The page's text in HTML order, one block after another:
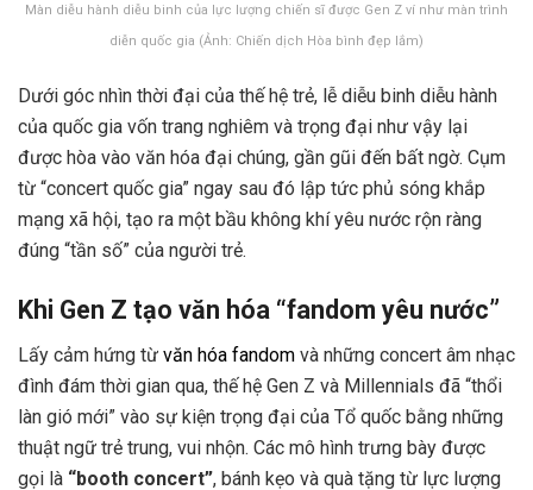
Màn diễu hành diễu binh của lực lượng chiến sĩ được Gen Z ví như màn trình
diễn quốc gia (Ảnh: Chiến dịch Hòa bình đẹp lắm)
Dưới góc nhìn thời đại của thế hệ trẻ, lễ diễu binh diễu hành
của quốc gia vốn trang nghiêm và trọng đại như vậy lại
được hòa vào văn hóa đại chúng, gần gũi đến bất ngờ. Cụm
từ “concert quốc gia” ngay sau đó lập tức phủ sóng khắp
mạng xã hội, tạo ra một bầu không khí yêu nước rộn ràng
đúng “tần số” của người trẻ.
Khi Gen Z tạo văn hóa “fandom yêu nước”
Lấy cảm hứng từ văn hóa fandom và những concert âm nhạc
đình đám thời gian qua, thế hệ Gen Z và Millennials đã “thổi
làn gió mới” vào sự kiện trọng đại của Tổ quốc bằng những
thuật ngữ trẻ trung, vui nhộn. Các mô hình trưng bày được
gọi là “booth concert”, bánh kẹo và quà tặng từ lực lượng